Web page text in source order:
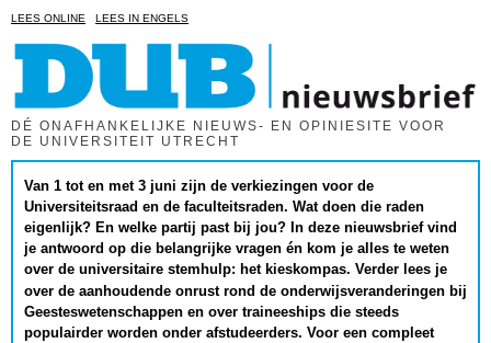
LEES ONLINE LEES IN ENGELS
DÉ ONAFHANKELIJKE NIEUWS- EN OPINIESITE VOOR
DE UNIVERSITEIT UTRECHT
Van 1 tot en met 3 juni zijn de verkiezingen voor de
Universiteitsraad en de faculteitsraden. Wat doen die raden
eigenlijk? En welke partij past bij jou? In deze nieuwsbrief vind
je antwoord op die belangrijke vragen én kom je alles te weten
over de universitaire stemhulp: het kieskompas. Verder lees je
over de aanhoudende onrust rond de onderwijsveranderingen bij
Geesteswetenschappen en over traineeships die steeds
populairder worden onder afstudeerders. Voor een compleet